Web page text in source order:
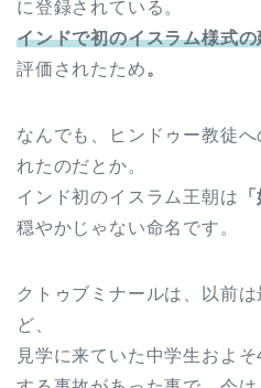
に登録されている。
インドで初のイスラム様式
評価されたため 。
なんでも、ヒンドゥー教徒
れたのだとか。
インド初のイスラム王朝は
穏やかじゃない命名です。
クトゥブミナールは、以前
ど、
見学に来ていた中学生およ